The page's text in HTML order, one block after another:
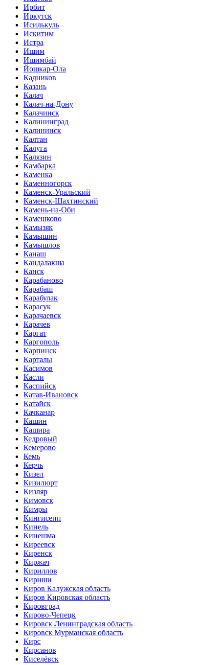
Ирбит
Иркутск
Исилькуль
Искитим
Истра
Ишим
Ишимбай
Йошкар-Ола
Кадников
Казань
Калач
Калач-на-Дону
Калачинск
Калининград
Калининск
Калтан
Калуга
Калязин
Камбарка
Каменка
Каменногорск
Каменск-Уральский
Каменск-Шахтинский
Камень-на-Оби
Камешково
Камызяк
Камышин
Камышлов
Канаш
Кандалакша
Канск
Карабаново
Карабаш
Карабулак
Карасук
Карачаевск
Карачев
Каргат
Каргополь
Карпинск
Карталы
Касимов
Касли
Каспийск
Катав-Ивановск
Катайск
Качканар
Кашин
Кашира
Кедровый
Кемерово
Кемь
Керчь
Кизел
Кизилюрт
Кизляр
Кимовск
Кимры
Кингисепп
Кинель
Кинешма
Киреевск
Киренск
Киржач
Кириллов
Кириши
Киров Калужская область
Киров Кировская область
Кировград
Кирово-Чепецк
Кировск Ленинградская область
Кировск Мурманская область
Кирс
Кирсанов
Киселёвск